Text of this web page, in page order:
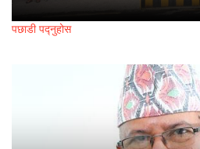
पछाडी पद्नुहोस